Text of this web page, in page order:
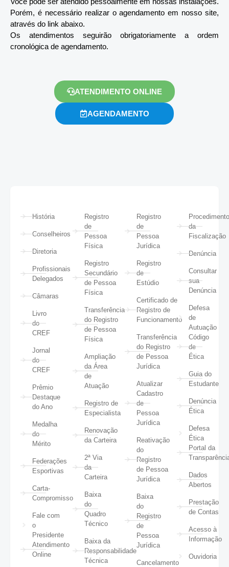
Porém, é necessário realizar o agendamento em nosso site,
através do link abaixo.
Os atendimentos seguirão obrigatoriamente a ordem
cronológica de agendamento.
ATENDIMENTO ONLINE
AGENDAMENTO
História
Conselheiros
Diretoria
Profissionais
Delegados
Câmaras
Livro
do
CREF
Jornal
do
CREF
Prêmio
Destaque
do Ano
Medalha
do
Mérito
Federações
Esportivas
Carta-
Compromisso
Fale com
o
Presidente
Atendimento
Online
Registro
de
Pessoa
Física
Registro
Secundário
de Pessoa
Física
Transferência
do Registro
de Pessoa
Física
Ampliação
da Área
de
Atuação
Registro de
Especialista
Renovação
da Carteira
2ª Via
da
Carteira
Baixa
do
Quadro
Técnico
Baixa da
Responsabilidade
Técnica
Registro
de
Pessoa
Jurídica
Registro
de
Estúdio
Certificado de
Registro de
Funcionamento
Transferência
do Registro
de Pessoa
Jurídica
Atualizar
Cadastro
de
Pessoa
Jurídica
Reativação
do
Registro
de Pessoa
Jurídica
Baixa
do
Registro
de
Pessoa
Jurídica
Cancelamento
da
Fiscalização
Denúncia
Consultar
sua
Denúncia
Defesa
de
Autuação
Código
de
Ética
Guia do
Estudante
Denúncia
Ética
Defesa
Ética
Portal da
Dados
Abertos
Prestação
de Contas
Acesso à
Informação
Ouvidoria